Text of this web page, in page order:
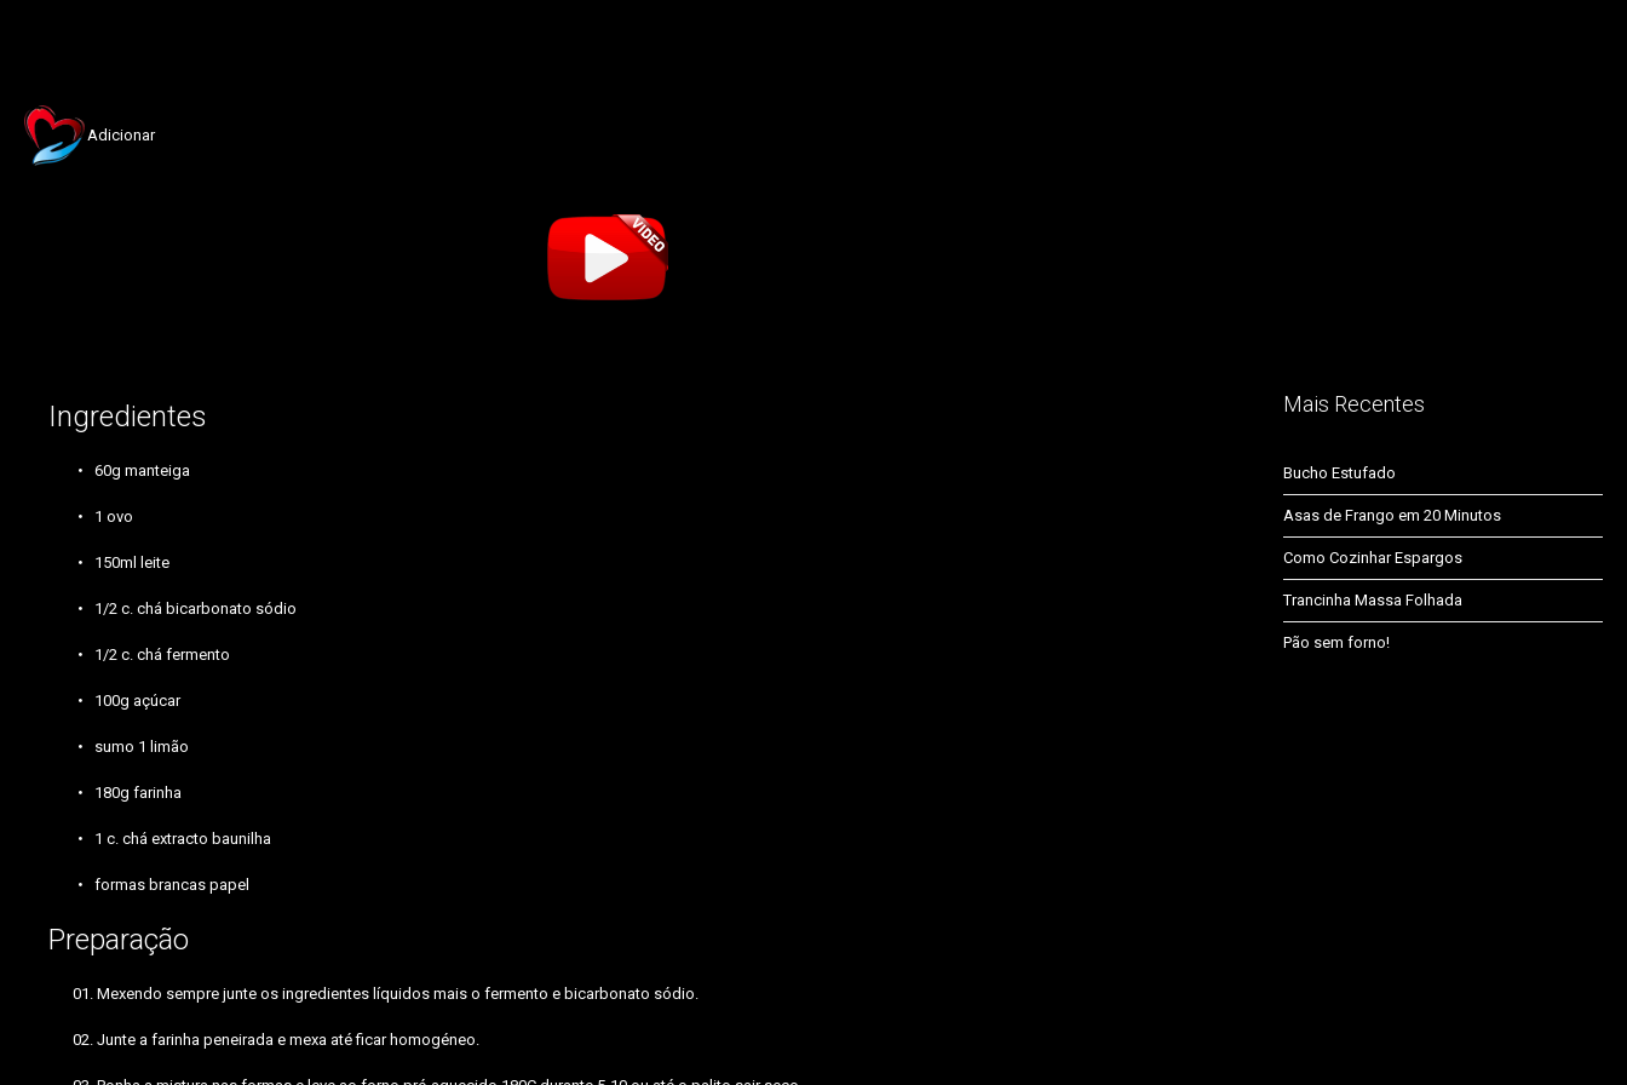
Adicionar
Ingredientes
60g manteiga
1 ovo
150ml leite
1/2 c. chá bicarbonato sódio
1/2 c. chá fermento
100g açúcar
sumo 1 limão
180g farinha
1 c. chá extracto baunilha
formas brancas papel
Preparação
Mexendo sempre junte os ingredientes líquidos mais o fermento e bicarbonato sódio.
Junte a farinha peneirada e mexa até ficar homogéneo.
Mais Recentes
Bucho Estufado
Asas de Frango em 20 Minutos
Como Cozinhar Espargos
Trancinha Massa Folhada
Pão sem forno!